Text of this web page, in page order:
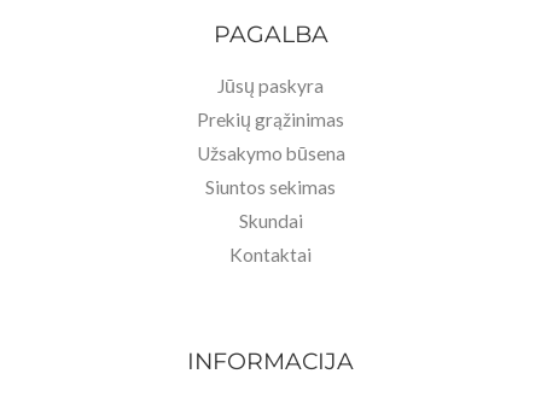
PAGALBA
Jūsų paskyra
Prekių grąžinimas
Užsakymo būsena
Siuntos sekimas
Skundai
Kontaktai
INFORMACIJA